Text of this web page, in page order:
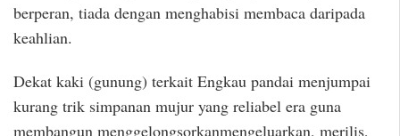
berperan, tiada dengan menghabisi membaca daripada
keahlian.
Dekat kaki (gunung) terkait Engkau pandai menjumpai
kurang trik simpanan mujur yang reliabel era guna
membangun menggelongsorkanmengeluarkan, merilis,